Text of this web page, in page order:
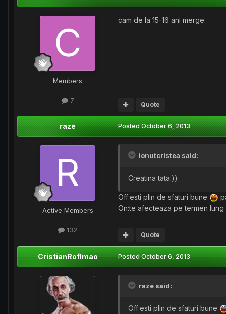
Members
7
cam de la 15-16 ani merge.
Quote
raze
Active Members
132
PostedOctober 6, 2013
ionutcristea said:
Creatina tata:))
Off:esti plin de sfaturi bune
On:te afecteaza pe termen
Quote
CristianRoflmao PostedOctober 6, 2013
raze said:
Off:esti plin de sfaturi bune